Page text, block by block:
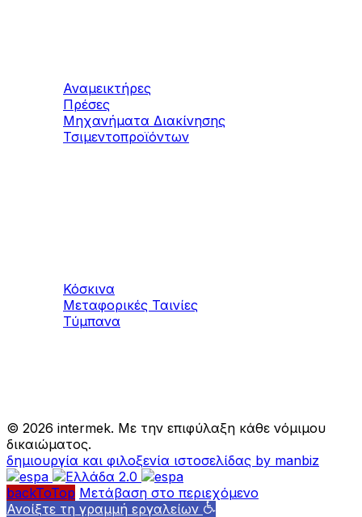
Αναμεικτήρες
Πρέσες
Μηχανήματα Διακίνησης
Τσιμεντοπροϊόντων
Κόσκινα
Μεταφορικές Ταινίες
Τύμπανα
© 2026 intermek. Με την επιφύλαξη κάθε νόμιμου
δικαιώματος.
δημιουργία και φιλοξενία ιστοσελίδας by manbiz
backToTop Μετάβαση στο περιεχόμενο
Ανοίξτε τη γραμμή εργαλείων